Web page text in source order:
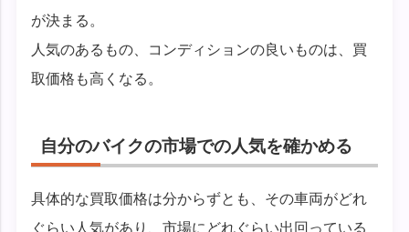
が決まる。
人気のあるもの、コンディションの良いものは、買
取価格も高くなる。
自分のバイクの市場での人気を確かめる
具体的な買取価格は分からずとも、その車両がどれ
ぐらい人気があり、市場にどれぐらい出回っている